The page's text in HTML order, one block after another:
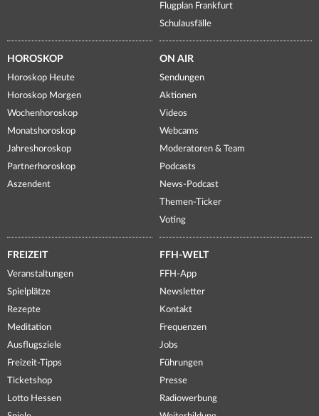
Flugplan Frankfurt
Schulausfälle
HOROSKOP
Horoskop Heute
Horoskop Morgen
Wochenhoroskop
Monatshoroskop
Jahreshoroskop
Partnerhoroskop
Aszendent
ON AIR
Sendungen
Aktionen
Videos
Webcams
Moderatoren & Team
Podcasts
News-Podcast
Themen-Ticker
Voting
FREIZEIT
Veranstaltungen
Spielplätze
Rezepte
Meditation
Ausflugsziele
Freizeit-Tipps
Ticketshop
Lotto Hessen
FFH-WELT
FFH-App
Newsletter
Kontakt
Frequenzen
Jobs
Führungen
Presse
Radiowerbung